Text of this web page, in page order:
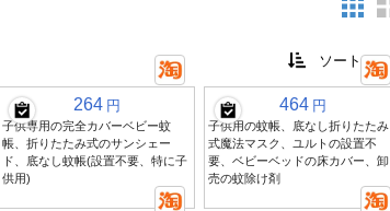
264 円
子供専用の完全カバーベビー蚊
帳、折りたたみ式のサンシェー
ド、底なし蚊帳(設置不要、特に子
供用)
464 円
子供用の蚊帳、底なし折りたたみ
式魔法マスク、ユルトの設置不
要、ベビーベッドの床カバー、卸
売の蚊除け剤